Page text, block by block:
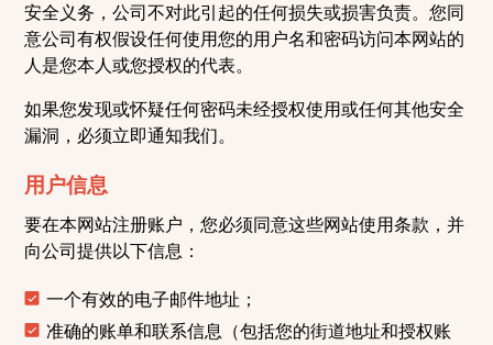
安全义务，公司不对此引起的任何损失或损害负责。您同
意公司有权假设任何使用您的用户名和密码访问本网站的
人是您本人或您授权的代表。
如果您发现或怀疑任何密码未经授权使用或任何其他安全
漏洞，必须立即通知我们。
用户信息
要在本网站注册账户，您必须同意这些网站使用条款，并
向公司提供以下信息：
一个有效的电子邮件地址；
准确的账单和联系信息（包括您的街道地址和授权账